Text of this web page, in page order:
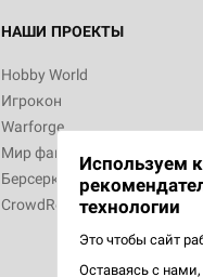
НАШИ ПРОЕКТЫ
Hobby World
Игрокон
Warforge
Мир фантастики
Берсерк
CrowdRepublic
Используем
технологии
Это чтобы сайт
Оставаясь с